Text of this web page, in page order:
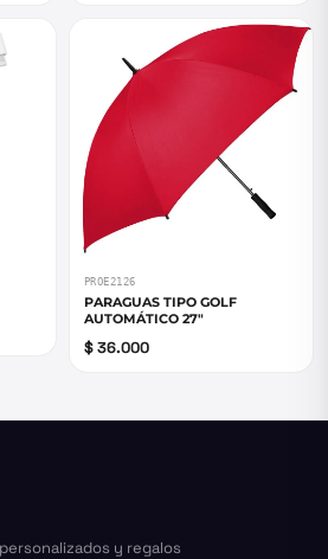
PROE2126
PARAGUAS TIPO GOLF
AUTOMÁTICO 27"
$ 36.000
y regalos